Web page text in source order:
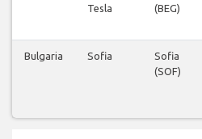
Tesla
(BEG)
Bulgaria Sofia
Sofia
(SOF)